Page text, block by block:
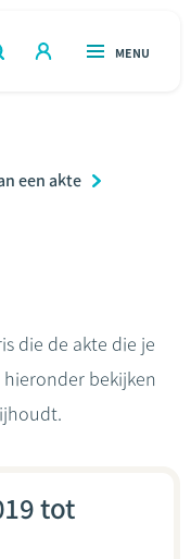
OPEN
MENU
een akte
die de akte die je
bekijken
tot